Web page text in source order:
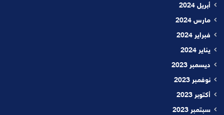
أبريل 2024
مارس 2024
فبراير 2024
يناير 2024
ديسمبر 2023
نوفمبر 2023
أكتوبر 2023
سبتمبر 2023